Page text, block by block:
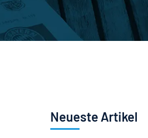
Neueste Artikel